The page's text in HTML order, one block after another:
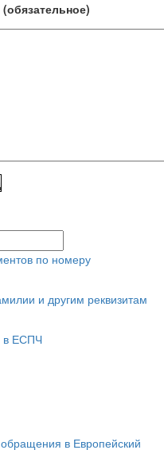
(обязательное)
по номеру
и другим реквизитам
в ЕСПЧ
обращения в Европейский